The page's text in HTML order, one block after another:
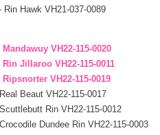
Hawk VH21-037-0089
VH22-115-0020
Jillaroo VH22-115-0011
VH22-115-0019
Beaut VH22-115-0017
Rin VH22-115-0012
Dundee Rin VH22-115-0003